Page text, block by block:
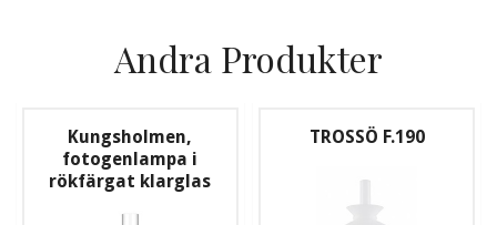
Andra Produkter
Kungsholmen,
fotogenlampa i
rökfärgat klarglas
TROSSÖ F.190